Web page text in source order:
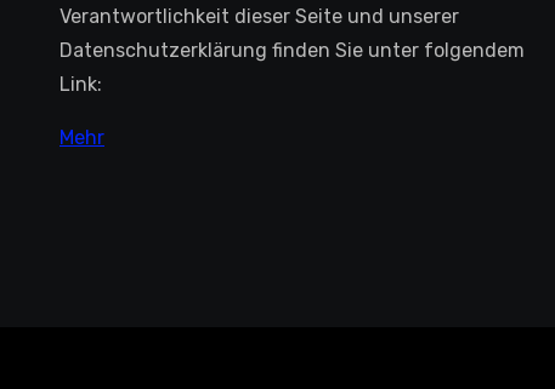
Verantwortlichkeit dieser Seite und unserer
Datenschutzerklärung finden Sie unter folgendem
Link:
Mehr